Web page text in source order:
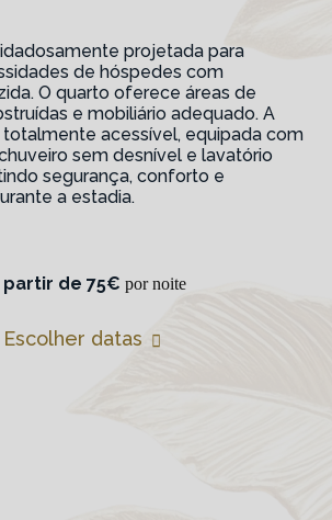
projetada para
de hóspedes com
O quarto oferece áreas de
e mobiliário adequado. A
acessível, equipada com
sem desnível e lavatório
segurança, conforto e
a estadia.
partir de 75€ por noite
Escolher datas